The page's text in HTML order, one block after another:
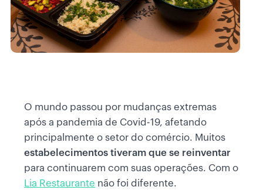
O mundo passou por mudanças extremas
após a pandemia de Covid-19, afetando
principalmente o setor do comércio. Muitos
estabelecimentos tiveram que se reinventar
para continuarem com suas operações. Com o
Lia Restaurante não foi diferente.